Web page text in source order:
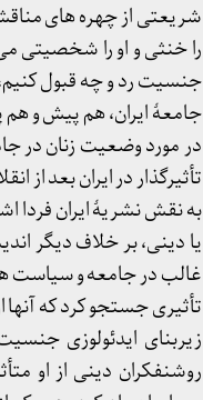
شریعتی از چهره های
را خنثی و او را شخصیتی
جنسیت رد و چه قبول
جامعۀ ایران، هم پیش و هم
در مورد وضعیت زنان در
تأثیرگذار در ایران بعد
به نقش نشریۀ ایران فردا
یا دینی، بر خلاف دیگر
غالب در جامعه و سیاست
تأثیری جستجو کرد که آنها
زیربنای ایدئولوزی
روشنفکران دینی از او